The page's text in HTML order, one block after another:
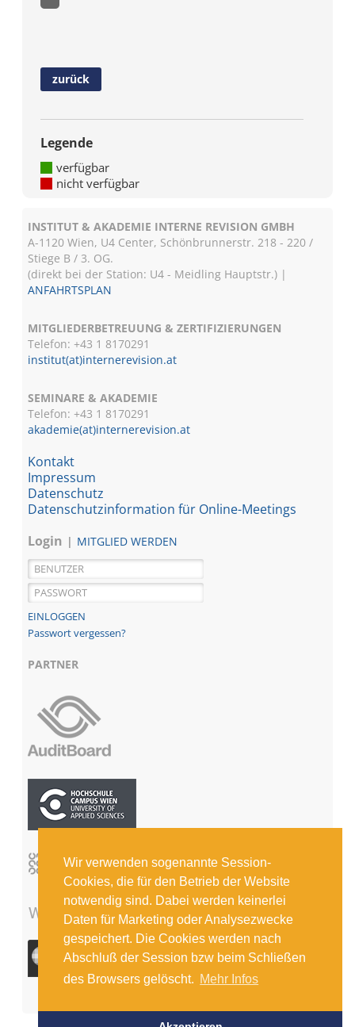
Wir verwenden sogenannte Session-
Cookies, die für den Betrieb der Website
notwendig sind. Dabei werden keinerlei
Daten für Marketing oder Analysezwecke
gespeichert. Die Cookies werden nach
Abschluß der Session bzw beim Schließen
des Browsers gelöscht. Mehr Infos
zurück
Legende
verfügbar
nicht verfügbar
INSTITUT & AKADEMIE INTERNE REVISION GMBH
A-1120 Wien, U4 Center, Schönbrunnerstr. 218 - 220 /
Stiege B / 3. OG.
(direkt bei der Station: U4 - Meidling Hauptstr.) |
ANFAHRTSPLAN
MITGLIEDERBETREUUNG & ZERTIFIZIERUNGEN
Telefon: +43 1 8170291
institut(at)internerevision.at
SEMINARE & AKADEMIE
Telefon: +43 18170291
akademie(at)internerevision.at
Kontakt
Impressum
Datenschutz
Datenschutzinformation für Online-Meetings
Login
MITGLIED WERDEN
Passwort vergessen?
PARTNER